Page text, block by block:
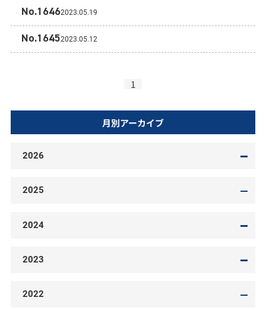
No.16462023.05.19
No.16452023.05.12
1
月別アーカイブ
2026
2025
2024
2023
2022